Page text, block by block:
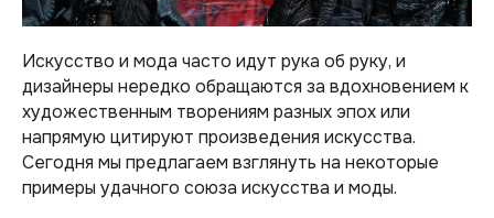
Искусство и мода часто идут рука об руку, и
дизайнеры нередко обращаются за вдохновением к
художественным творениям разных эпох или
напрямую цитируют произведения искусства.
Сегодня мы предлагаем взглянуть на некоторые
примеры удачного союза искусства и моды.